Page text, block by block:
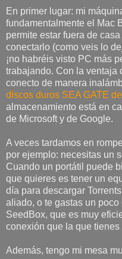
En primer lugar: mi
fundamentalmente el Mac
permite estar fuera de
conectarlo (como veis lo
¡no habréis visto PC más
trabajando. Con la ventaja
conecto de manera
discos duros SEA GATE
almacenamiento está en
de Microsoft y de Google.
A veces tardamos en
por ejemplo: necesitas un
Cuando un portátil puede
que quieres es tener un
día para descargar
aliado, o te gastas un
SeedBox, que es muy
conexión que la que tienes
Además, tengo mi mesa